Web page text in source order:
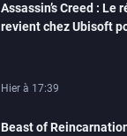
Assassin’s Creed : Le
revient chez Ubisoft
Hier à 17:39
Beast of